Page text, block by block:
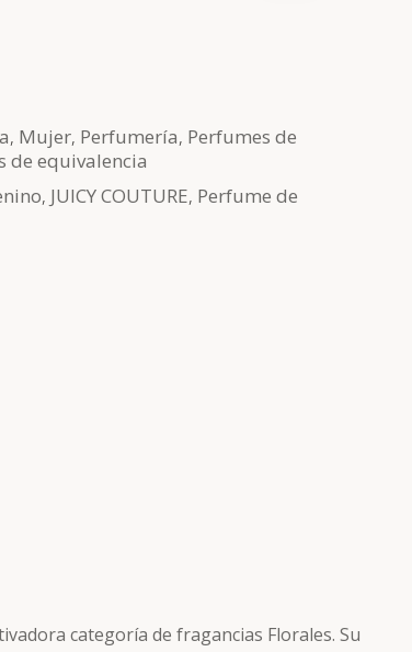
, Mujer, Perfumería, Perfumes de
de equivalencia
, JUICY COUTURE, Perfume de
categoría de fragancias Florales. Su